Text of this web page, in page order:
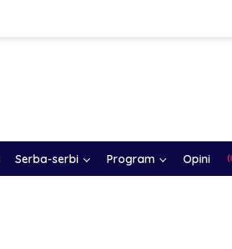
Serba-serbi Program Opini